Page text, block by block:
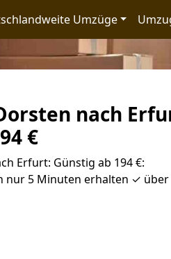
Umzüge
nach
€
Erfurt: Günstig ab 194 €:
nur 5 Minuten erhalten ✓ über